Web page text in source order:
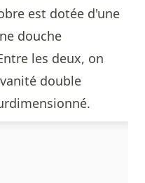
est dotée d'une
douche
les deux, on
double